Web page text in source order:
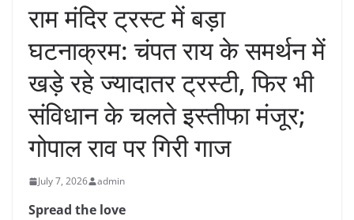
राम मंदिर ट्रस्ट में बड़ा
घटनाक्रम: चंपत राय के समर्थन में
खड़े रहे ज्यादातर ट्रस्टी, फिर भी
संविधान के चलते इस्तीफा मंजूर;
गोपाल राव पर गिरी गाज
July 7, 2026 admin
Spread the love